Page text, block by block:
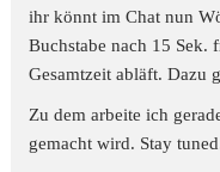
ihr könnt im Chat nun
Buchstabe nach 15 Sek.
Gesamtzeit abläft. Dazu
Zu dem arbeite ich
gemacht wird. Stay